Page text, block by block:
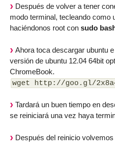
Después de volver a tener
modo terminal, tecleando como
haciéndonos root con sudo
Ahora toca descargar ubuntu
versión de ubuntu 12.04 64bit
ChromeBook.
wget http://goo.gl/
Tardará un buen tiempo en
se reiniciará una vez haya
Después del reinicio